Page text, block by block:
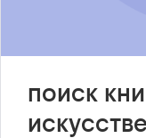
поиск